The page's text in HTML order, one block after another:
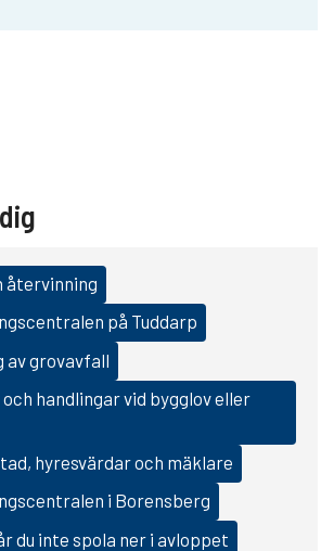
återvinning
på Tuddarp
av grovavfall
handlingar vid bygglov eller
hyresvärdar och mäklare
i Borensberg
du inte spola ner i avloppet